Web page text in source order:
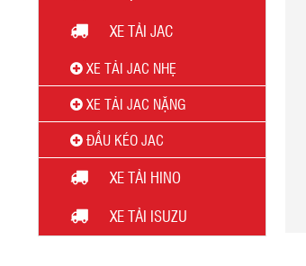
XE TẢI JAC
XE TẢI JAC NHẸ
XE TẢI JAC NẶNG
ĐẦU KÉO JAC
XE TẢI HINO
XE TẢI ISUZU
Đầu Kéo JAC K5